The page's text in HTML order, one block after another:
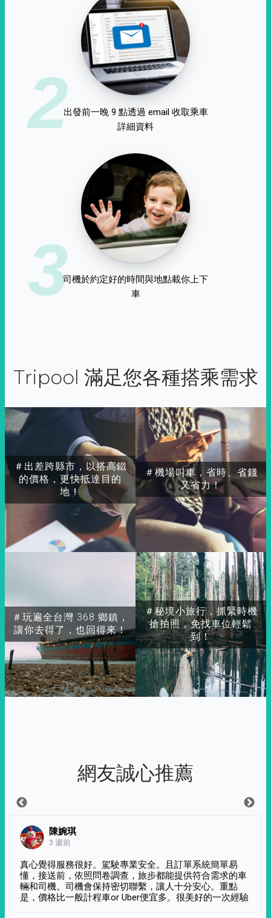
2出發前一晚 9 點透過 email 收取乘車
詳細資料
3司機於約定好的時間與地點載你上下
車
Tripool 滿足您各種搭乘需求
＃出差跨縣市，以搭高鐵
的價格，更快抵達目的
地！
＃玩遍全台灣 368 鄉鎮，
讓你去得了，也回得來！
＃秘境小旅行，抓緊時機
搶拍照，免找車位輕鬆
到！
＃機場叫車，省時、省錢
又省力！
網友誠心推薦
陳婉琪
3 週前
真心覺得服務很好。駕駛專業安全。且訂單系統簡單易
懂，接送前，依照問卷調查，旅步都能提供符合需求的車
輛和司機。司機會保持密切聯繫，讓人十分安心。重點
是，價格比一般計程車or Uber便宜多。很美好的一次經驗